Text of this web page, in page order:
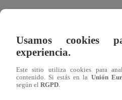
talentos han sido nominados
televisión peruana,
conducción.
Usamos cookies
experiencia.
Este sitio utiliza cookies para
contenido. Si estás en la Unión
según el RGPD